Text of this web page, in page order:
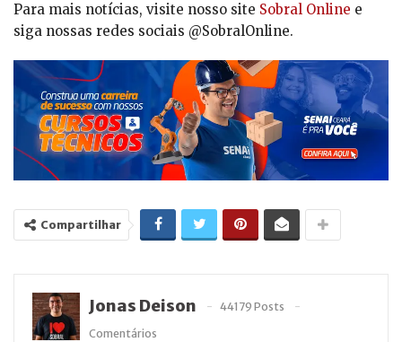
Para mais notícias, visite nosso site Sobral Online e
siga nossas redes sociais @SobralOnline.
Compartilhar
Jonas Deison
44179 Posts
Comentários